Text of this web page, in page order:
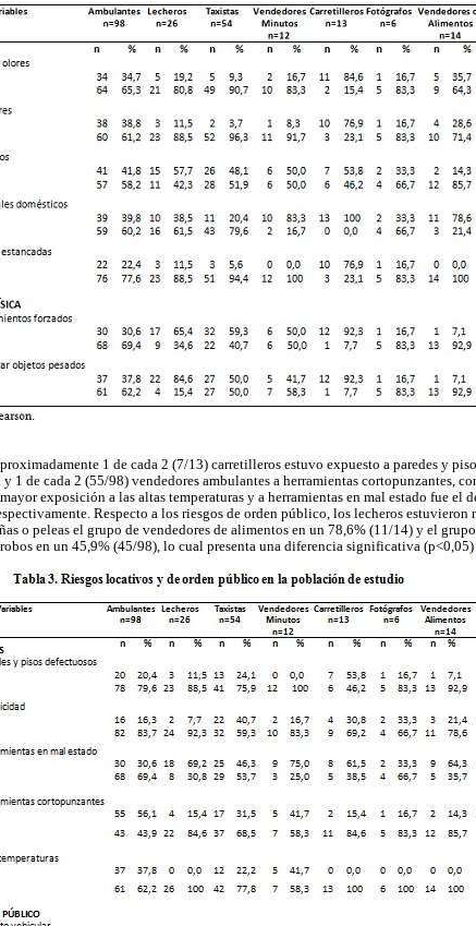
1 de cada 2 (7/13) carretilleros estuvo expuesto a paredes y
1 de cada 2 (55/98) vendedores ambulantes a herramientas cortopunzantes,
exposición a las altas temperaturas y a herramientas en mal estado fue el
Respecto a los riesgos de orden público, los lecheros estuvieron
o peleas el grupo de vendedores de alimentos en un 78,6% (11/14) y el
en un 45,9% (45/98), lo cual presenta una diferencia significativa (p<0,05)